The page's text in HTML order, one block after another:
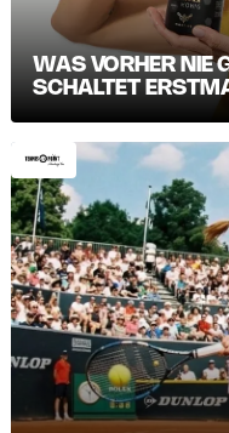
WAS VORHER NIE
SCHALTET